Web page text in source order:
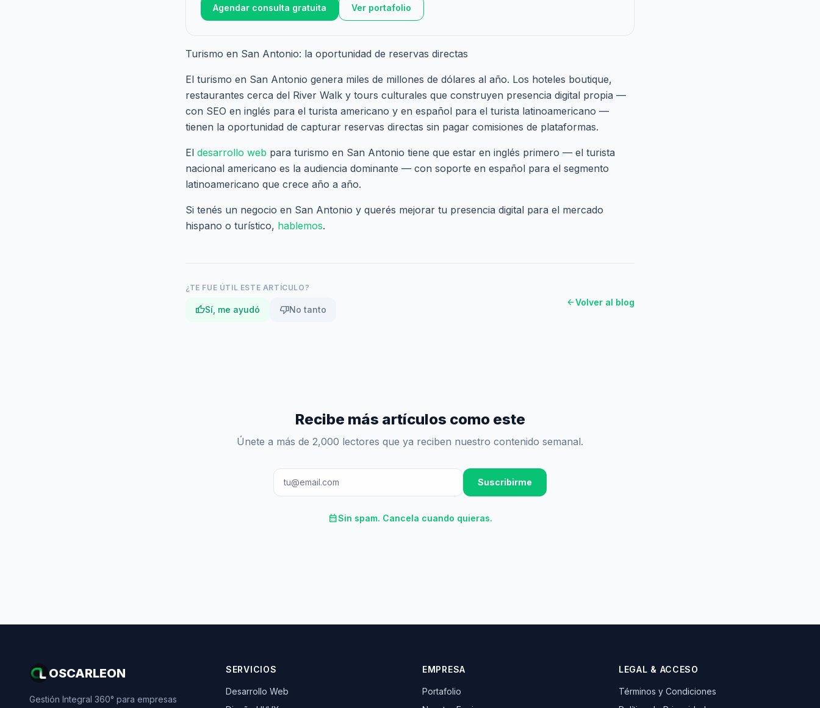
Agendar consulta gratuita Ver portafolio
Turismo en San Antonio: la oportunidad de reservas directas
El turismo en San Antonio genera miles de millones de dólares al año. Los hoteles boutique,
restaurantes cerca del River Walk y tours culturales que construyen presencia digital propia —
con SEO en inglés para el turista americano y en español para el turista latinoamericano —
tienen la oportunidad de capturar reservas directas sin pagar comisiones de plataformas.
El desarrollo web para turismo en San Antonio tiene que estar en inglés primero — el turista
nacional americano es la audiencia dominante — con soporte en español para el segmento
latinoamericano que crece año a año.
Si tenés un negocio en San Antonio y querés mejorar tu presencia digital para el mercado
hispano o turístico, hablemos.
¿TE FUE ÚTIL ESTE ARTÍCULO?
thumb_upSí, me ayudó thumb_downNo tanto
arrow_backVolver al blog
Recibe más artículos como este
Únete a más de 2,000 lectores que ya reciben nuestro contenido semanal.
Suscribirme
calendar_monthSin spam. Cancela cuando quieras.
OSCARLEON
Gestión Integral 360° para empresas
SERVICIOS
Desarrollo Web
EMPRESA
Portafolio
LEGAL & ACCESO
Términos y Condiciones